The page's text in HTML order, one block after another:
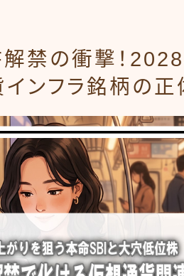
禁の衝撃！
ンフラ銘柄の正